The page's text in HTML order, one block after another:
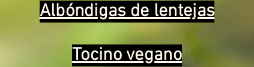
Albóndigas de lentejas
Tocino vegano